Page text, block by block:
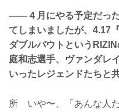
——４月にやる予定だっ
てしまいましたが、4.17
ダブルバウトという
庭和志選手、ヴァンダレ
いったレジェンドたちと
所 いや〜、「あんな人